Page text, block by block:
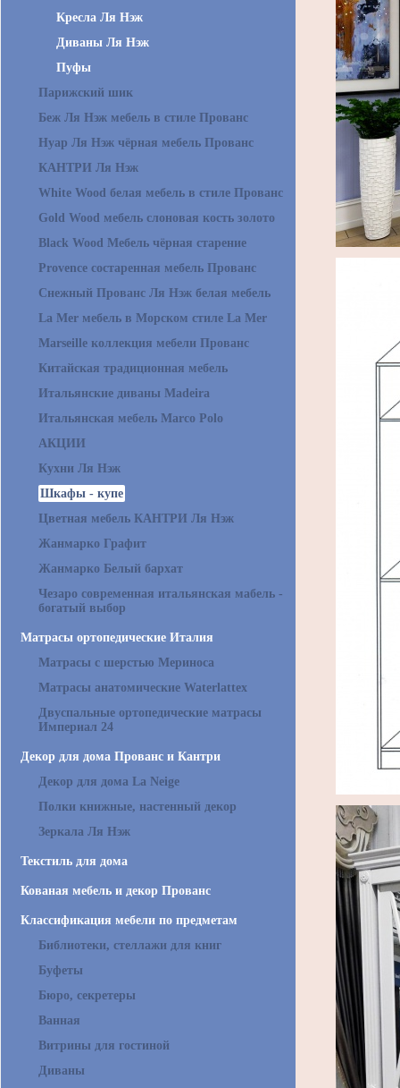
Кресла Ля Нэж
Диваны Ля Нэж
Пуфы
Парижский шик
Беж Ля Нэж мебель в стиле Прованс
Нуар Ля Нэж чёрная мебель Прованс
КАНТРИ Ля Нэж
White Wood белая мебель в стиле Прованс
Gold Wood мебель слоновая кость золото
Black Wood Мебель чёрная старение
Provence состаренная мебель Прованс
Снежный Прованс Ля Нэж белая мебель
La Mer мебель в Морском стиле La Mer
Marseille коллекция мебели Прованс
Китайская традиционная мебель
Итальянские диваны Madeira
Итальянская мебель Marco Polo
АКЦИИ
Кухни Ля Нэж
Шкафы - купе
Цветная мебель КАНТРИ Ля Нэж
Жанмарко Графит
Жанмарко Белый бархат
Чезаро современная итальянская мабель -
богатый выбор
Матрасы ортопедические Италия
Матрасы с шерстью Мериноса
Матрасы анатомические Waterlattex
Двуспальные ортопедические матрасы
Империал 24
Декор для дома Прованс и Кантри
Декор для дома La Neige
Полки книжные, настенный декор
Зеркала Ля Нэж
Текстиль для дома
Кованая мебель и декор Прованс
Классификация мебели по предметам
Библиотеки, стеллажи для книг
Буфеты
Бюро, секретеры
Ванная
Витрины для гостиной
Диваны